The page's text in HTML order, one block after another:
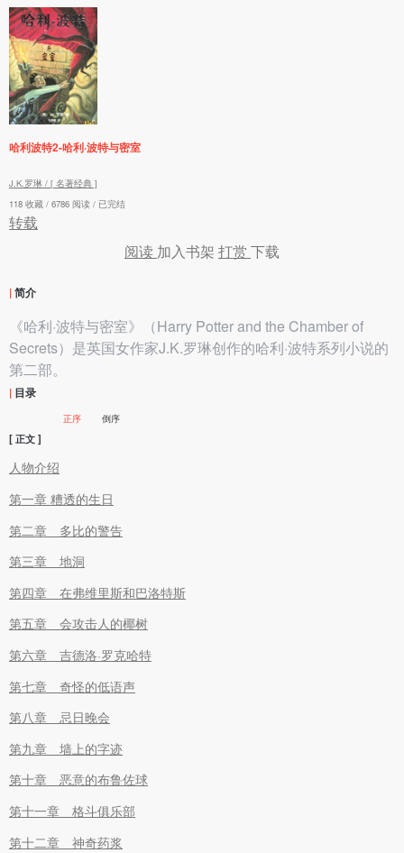
哈利波特2-哈利·波特与密室
J.K.罗琳 / [ 名著经典 ]
118 收藏 / 6786 阅读 / 已完结
转载
阅读 加入书架 打赏 下载
|简介
《哈利·波特与密室》（Harry Potter and the Chamber of
Secrets）是英国女作家J.K.罗琳创作的哈利·波特系列小说的
第二部。
| 目录
正序 倒序
[ 正文 ]
人物介绍
第一章 糟透的生日
第二章 多比的警告
第三章 地洞
第四章 在弗维里斯和巴洛特斯
第五章 会攻击人的椰树
第六章 吉德洛·罗克哈特
第七章 奇怪的低语声
第八章 忌日晚会
第九章 墙上的字迹
第十章 恶意的布鲁佐球
第十一章 格斗俱乐部
第十二章 神奇药浆